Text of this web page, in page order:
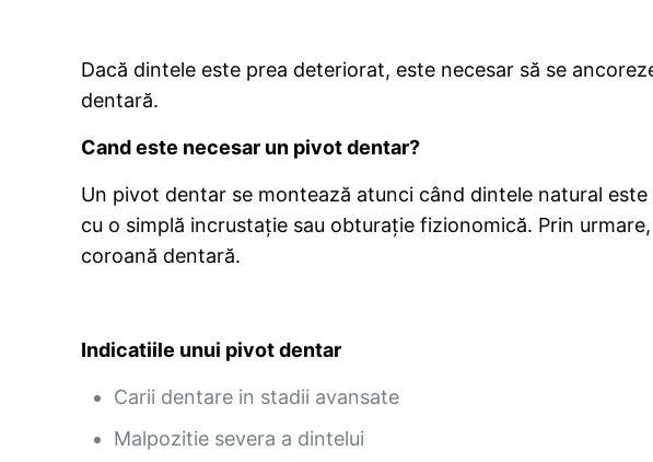
Dacă dintele este prea deteriorat, este necesar să se
dentară.
Cand este necesar un pivot dentar?
Un pivot dentar se montează atunci când dintele natural
cu o simplă incrustație sau obturație fizionomică. Prin
coroană dentară.
Indicatiile unui pivot dentar
Carii dentare in stadii avansate
Malpozitie severa a dintelui